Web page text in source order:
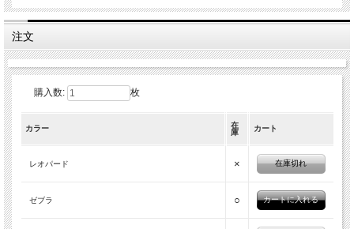
注文
購入数: 枚
カラー
在
庫
カート
レオパード × 在庫切れ
ゼブラ ○